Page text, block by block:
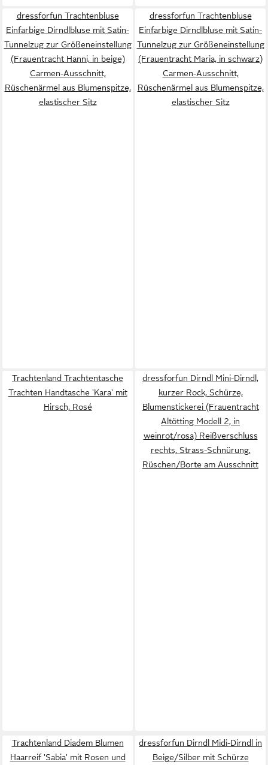
dressforfun Trachtenbluse
Einfarbige Dirndlbluse mit Satin-
Tunnelzug zur Größeneinstellung
(Frauentracht Hanni, in beige)
Carmen-Ausschnitt,
Rüschenärmel aus Blumenspitze,
elastischer Sitz
dressforfun Trachtenbluse
Einfarbige Dirndlbluse mit Satin-
Tunnelzug zur Größeneinstellung
(Frauentracht Maria, in schwarz)
Carmen-Ausschnitt,
Rüschenärmel aus Blumenspitze,
elastischer Sitz
Trachtenland Trachtentasche
Trachten Handtasche 'Kara' mit
Hirsch, Rosé
dressforfun Dirndl Mini-Dirndl,
kurzer Rock, Schürze,
Blumenstickerei (Frauentracht
Altötting Modell 2, in
weinrot/rosa) Reißverschluss
rechts, Strass-Schnürung,
Rüschen/Borte am Ausschnitt
Trachtenland Diadem Blumen
Haarreif 'Sabia' mit Rosen und
dressforfun Dirndl Midi-Dirndl in
Beige/Silber mit Schürze